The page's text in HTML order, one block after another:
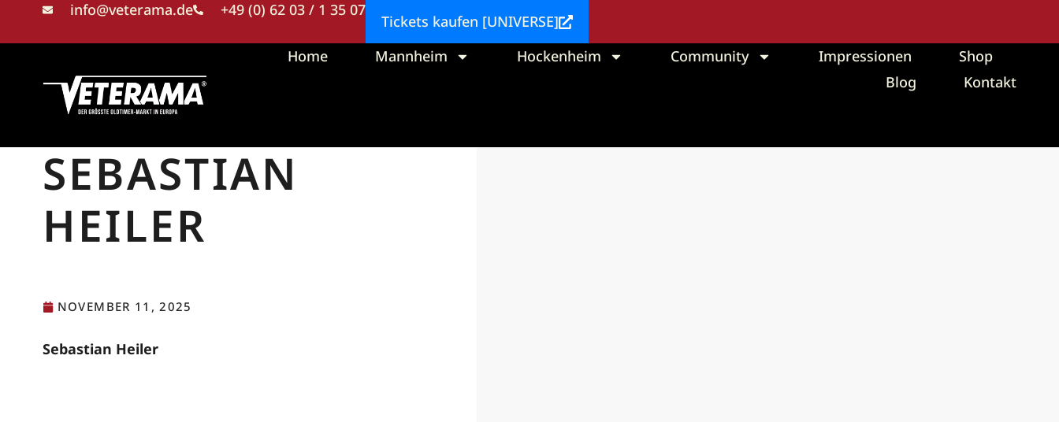
info@veterama.de +49 (0) 62 03 / 1 35 07
Tickets kaufen [UNIVERSE]
Home
Mannheim Hockenheim Community Impressionen
Shop
Blog
Kontakt
SEBASTIAN
HEILER
NOVEMBER 11, 2025
Sebastian Heiler